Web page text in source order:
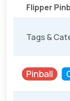
Flipper
Tags &
Pinball